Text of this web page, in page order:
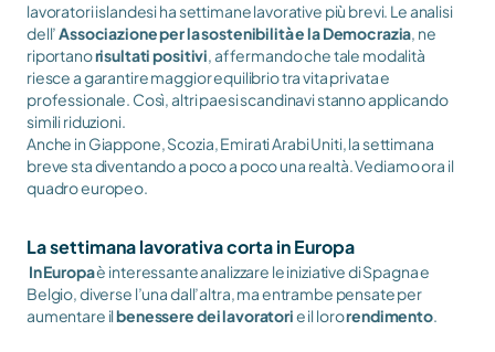
lavoratori islandesi ha settimane lavorative più brevi. Le analisi
dell’ Associazione per la sostenibilità e la Democrazia, ne
riportano risultati positivi, affermando che tale modalità
riesce a garantire maggior equilibrio tra vita privata e
professionale. Così, altri paesi scandinavi stanno applicando
simili riduzioni.
Anche in Giappone, Scozia, Emirati Arabi Uniti, la settimana
breve sta diventando a poco a poco una realtà. Vediamo ora il
quadro europeo.
La settimana lavorativa corta in Europa
In Europa è interessante analizzare le iniziative di Spagna e
Belgio, diverse l’una dall’altra, ma entrambe pensate per
aumentare il benessere dei lavoratori e il loro rendimento.